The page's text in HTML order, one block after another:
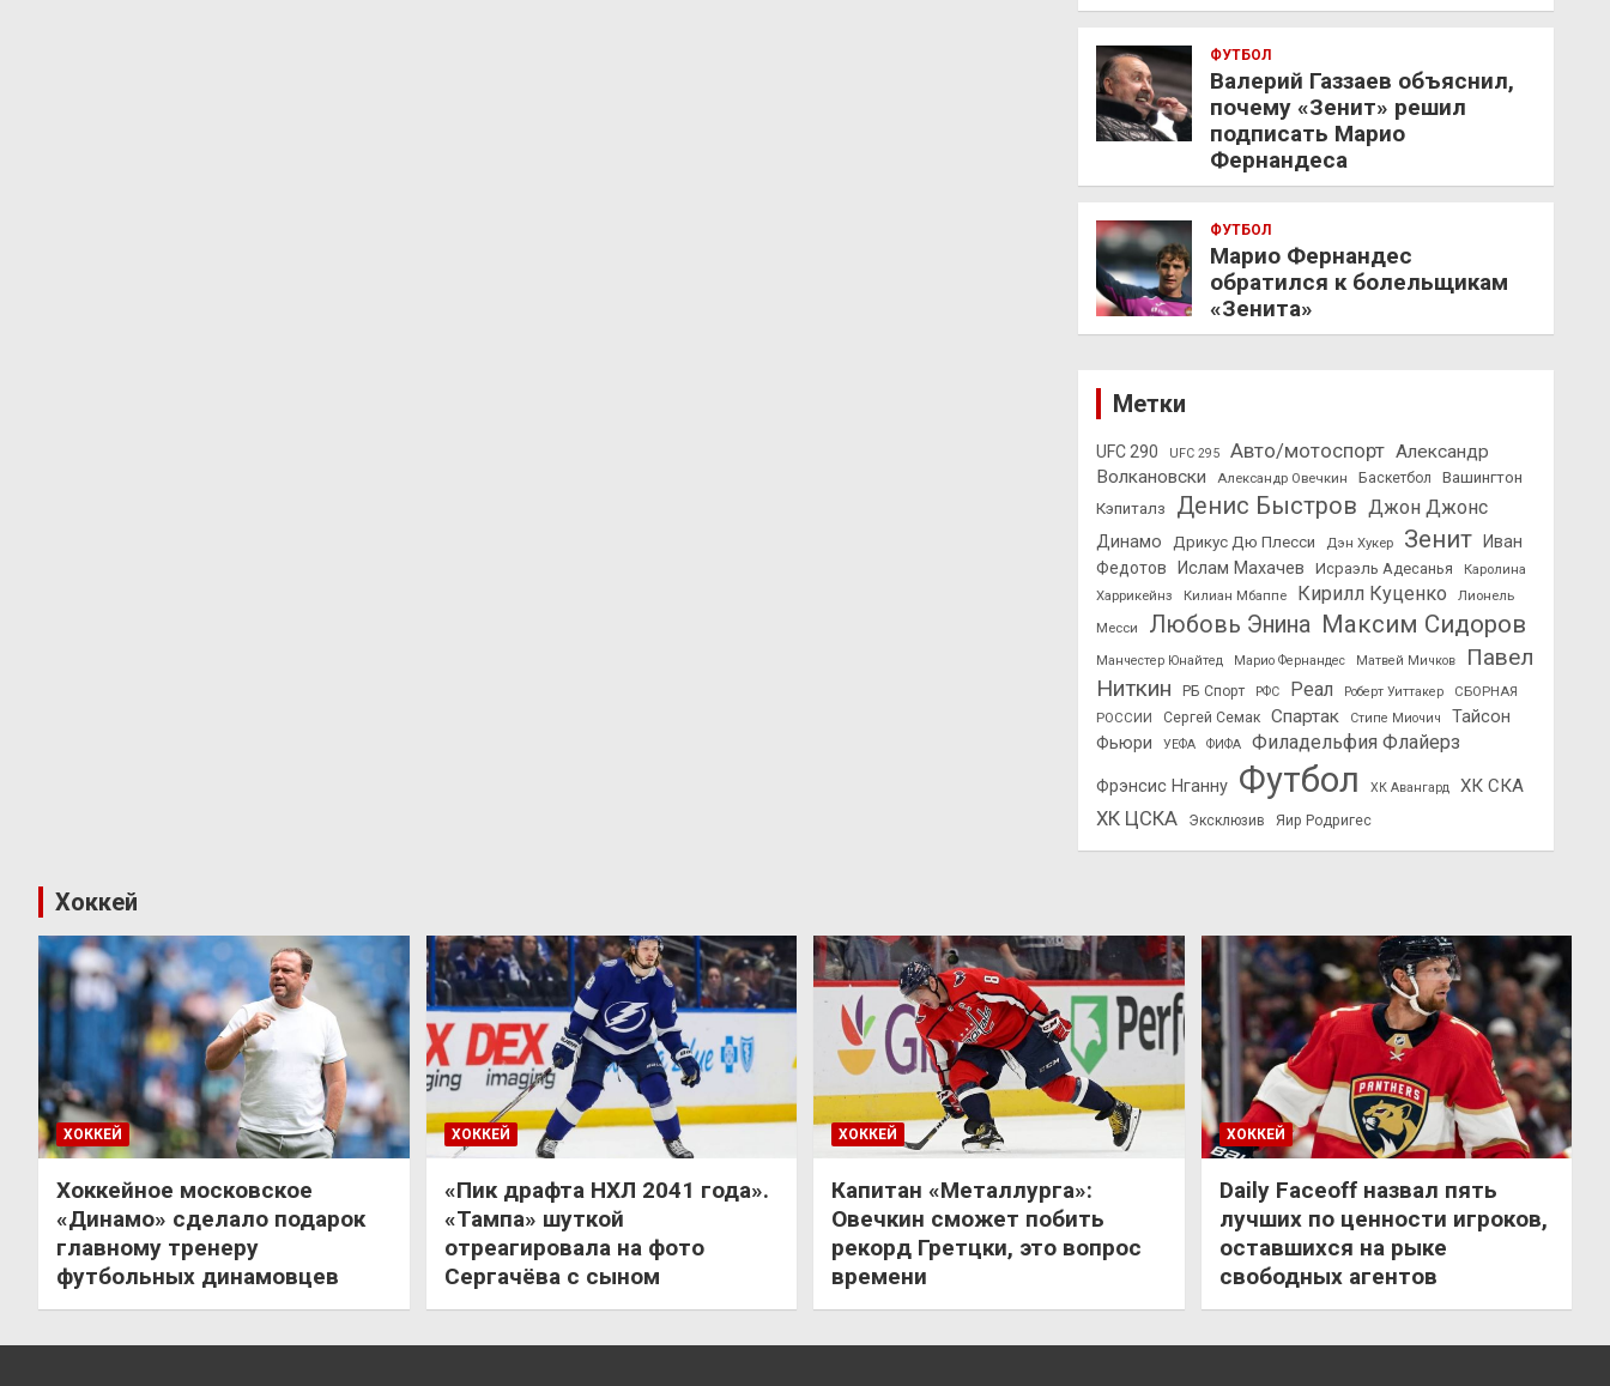
ФУТБОЛ
Валерий Газзаев объяснил,
почему «Зенит» решил
подписать Марио
Фернандеса
ФУТБОЛ
Марио Фернандес
обратился к болельщикам
«Зенита»
Метки
UFC 290 UFC 295 Авто/мотоспорт Александр
Волкановски
Александр Овечкин Баскетбол
Вашингтон
Кэпиталз
Денис Быстров Джон Джонс
Динамо Дрикус Дю Плесси Дэн Хукер Зенит
Иван
Федотов
Ислам Махачев Исраэль Адесанья
Каролина
Харрикейнз
Килиан Мбаппе Кирилл Куценко
Лионель
Месси
Любовь Энина Максим Сидоров
Манчестер Юнайтед Марио Фернандес Матвей Мичков
Павел
Ниткин
РБ Спорт РФС Реал Роберт Уиттакер
СБОРНАЯ
РОССИИ
Сергей Семак Спартак Стипе Миочич
Тайсон
Фьюри
УЕФА ФИФА Филадельфия Флайерз
Фрэнсис Нганну Футбол ХК Авангард ХК СКА
ХК ЦСКА Эксклюзив Яир Родригес
Хоккей
ХОККЕЙ
Хоккейное московское
«Динамо» сделало подарок
главному тренеру
футбольных динамовцев
ХОККЕЙ
«Пик драфта НХЛ 2041 года».
«Тампа» шуткой
отреагировала на фото
Сергачёва с сыном
ХОККЕЙ
Капитан «Металлурга»:
Овечкин сможет побить
рекорд Гретцки, это вопрос
времени
ХОККЕЙ
Daily Faceoff назвал пять
лучших по ценности игроков,
оставшихся на рыке
свободных агентов